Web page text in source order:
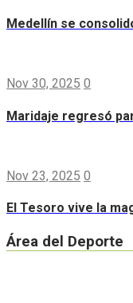
Medellín se
Nov 30, 2025 0
Maridaje regresó
Nov 23, 2025 0
El Tesoro vive la
Área del Deporte